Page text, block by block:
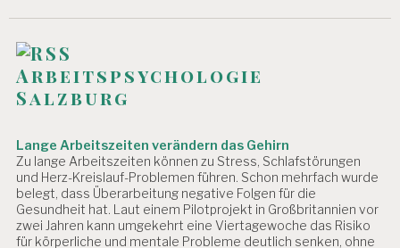
N
R
T
A
N
G
W
EI
T
Arbeitspsychologie
Salzburg
Lange Arbeitszeiten verändern das Gehirn
Zu lange Arbeitszeiten können zu Stress, Schlafstörungen
und Herz-Kreislauf-Problemen führen. Schon mehrfach wurde
belegt, dass Überarbeitung negative Folgen für die
Gesundheit hat. Laut einem Pilotprojekt in Großbritannien vor
zwei Jahren kann umgekehrt eine Viertagewoche das Risiko
für körperliche und mentale Probleme deutlich senken, ohne